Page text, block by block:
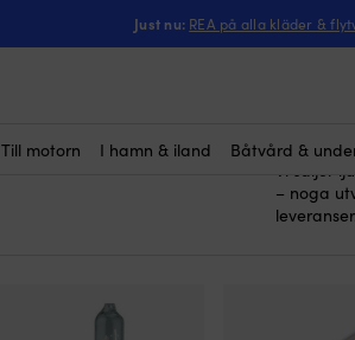
Just nu: REA på alla kläder &
Till motorn I hamn & iland Båtvård &
Här
både
Vi säljer
– noga